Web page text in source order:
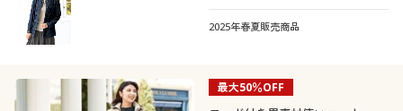
2025年春夏販売商品
最大50％OFF